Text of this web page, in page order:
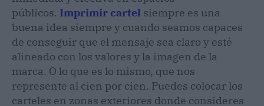
públicos. Imprimir cartel siempre es una
buena idea siempre y cuando seamos capaces
de conseguir que el mensaje sea claro y esté
alineado con los valores y la imagen de la
marca. O lo que es lo mismo, que nos
represente al cien por cien. Puedes colocar los
carteles en zonas exteriores donde consideres